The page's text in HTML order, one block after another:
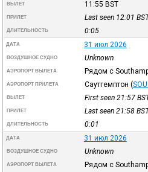
ВЫЛЕТ 11:55 BST
ПРИЛЕТ Last seen 12:01
ДЛИТЕЛЬНОСТЬ 0:05
ДАТА 31 июл 2026
ВОЗДУШНОЕ СУДНО Unknown
АЭРОПОРТ ВЫЛЕТА Рядом с
АЭРОПОРТ ПРИЛЕТА Саутгемптон (
ВЫЛЕТ First seen 21:57
ПРИЛЕТ Last seen 21:58
ДЛИТЕЛЬНОСТЬ 0:01
ДАТА 31 июл 2026
ВОЗДУШНОЕ СУДНО Unknown
АЭРОПОРТ ВЫЛЕТА Рядом с